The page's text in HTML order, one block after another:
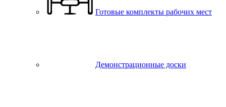
Готовые комплекты рабочих мест
Демонстрационные доски